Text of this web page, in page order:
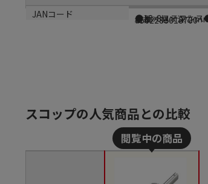
商品説明
●18-8ステンレ
サイズ
全長×幅×深さ
生産国
日本
JANコード
4562283618700
スコップの人気商品との比較